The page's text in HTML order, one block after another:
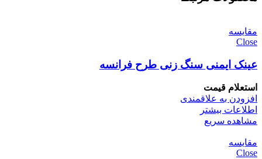
مقایسه
Close
عینک ایمنی سنگ زنی طرح فرانسه
استعلام قیمت
افزودن به علاقمندی
اطلاعات بیشتر
مشاهده سریع
مقایسه
Close